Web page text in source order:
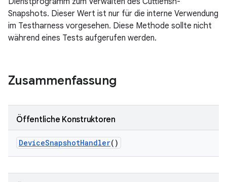
Snapshots. Dieser Wert ist nur für die interne Verwendung
im Testharness vorgesehen. Diese Methode sollte nicht
während eines Tests aufgerufen werden.
Zusammenfassung
Öffentliche Konstruktoren
DeviceSnapshotHandler()